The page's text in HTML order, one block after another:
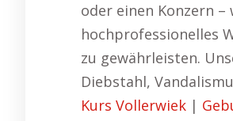
oder einen Konzern
hochprofessionelles
zu gewährleisten.
Diebstahl,
Kurs Vollerwiek |